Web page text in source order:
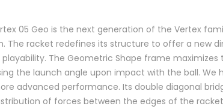
05 Geo is the next generation of the Vertex
The racket redefines its structure to offer a new
The Geometric Shape frame
the launch angle upon impact with the ball.
advanced performance. Its double diagonal
of forces between the edges of the